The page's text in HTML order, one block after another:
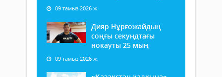
09 тамыз 2026 ж.
Дияр Нұрғожайдың
соңғы секундтағы
нокауты 25 мың
09 тамыз 2026 ж.